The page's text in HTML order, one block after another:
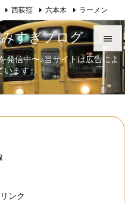
すぎブログ
発信中〜♪当サイトは広告によ
います


メニュ

西荻窪 六本木 ラーメン
Feedly
ンク